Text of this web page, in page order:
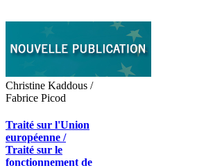
Christine Kaddous /
Fabrice Picod
Traité sur l'Union
européenne /
Traité sur le
fonctionnement de